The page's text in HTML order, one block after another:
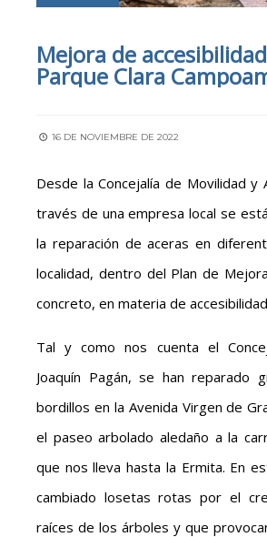
Mejora de
Parque Clara
16 DE NOVIEMBRE DE 2022
Desde la Concejalía de Movilidad y
través de una empresa local se
la reparación de aceras en
localidad, dentro del Plan de
concreto, en materia de
Tal y como nos cuenta el
Joaquín Pagán, se han reparado
bordillos en la Avenida Virgen de
el paseo arbolado aledaño a la
que nos lleva hasta la Ermita. En
cambiado losetas rotas por el
raíces de los árboles y que